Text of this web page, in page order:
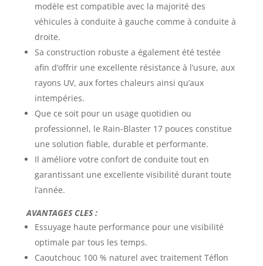
modèle est compatible avec la majorité des
véhicules à conduite à gauche comme à conduite à
droite.
Sa construction robuste a également été testée
afin d’offrir une excellente résistance à l’usure, aux
rayons UV, aux fortes chaleurs ainsi qu’aux
intempéries.
Que ce soit pour un usage quotidien ou
professionnel, le Rain-Blaster 17 pouces constitue
une solution fiable, durable et performante.
Il améliore votre confort de conduite tout en
garantissant une excellente visibilité durant toute
l’année.
AVANTAGES CLES :
Essuyage haute performance pour une visibilité
optimale par tous les temps.
Caoutchouc 100 % naturel avec traitement Téflon